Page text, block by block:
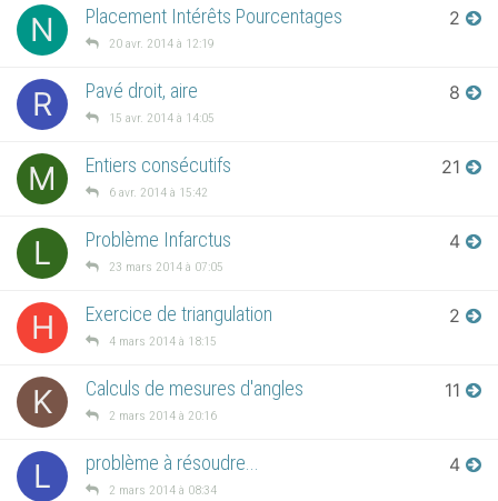
N Placement Intérêts Pourcentages
20 avr. 2014 à 12:19
2
R Pavé droit, aire
15 avr. 2014 à 14:05
8
M Entiers consécutifs
6 avr. 2014 à 15:42
21
L Problème Infarctus
23 mars 2014 à 07:05
4
H Exercice de triangulation
4 mars 2014 à 18:15
2
K Calculs de mesures d'angles
2 mars 2014 à 20:16
11
L problème à résoudre...
2 mars 2014 à 08:34
4